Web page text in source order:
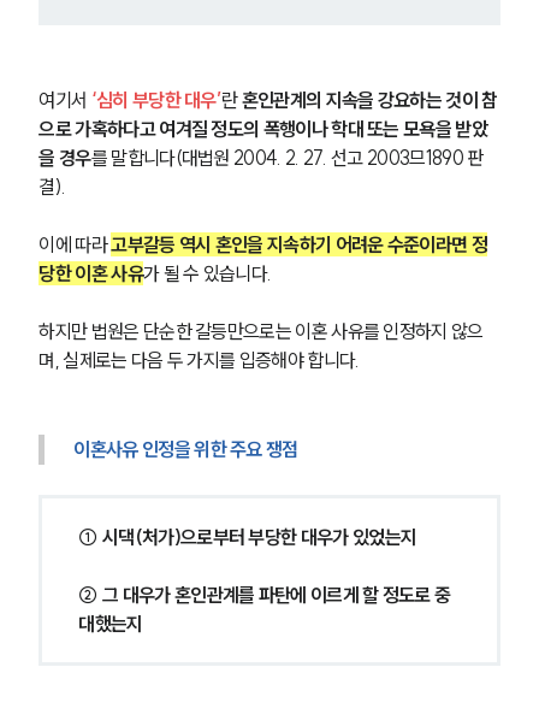
여기서 ‘심히 부당한 대우’란 혼인관계의 지속을 강요하는 것이 참
으로 가혹하다고 여겨질 정도의 폭행이나 학대 또는 모욕을 받았
을 경우를 말합니다(대법원 2004. 2. 27. 선고 2003므1890 판
결).
이에 따라 고부갈등 역시 혼인을 지속하기 어려운 수준이라면 정
당한 이혼 사유가 될 수 있습니다.
하지만 법원은 단순한 갈등만으로는 이혼 사유를 인정하지 않으
며, 실제로는 다음 두 가지를 입증해야 합니다.
이혼사유 인정을 위한 주요 쟁점
① 시댁(처가)으로부터 부당한 대우가 있었는지
② 그 대우가 혼인관계를 파탄에 이르게 할 정도로 중
대했는지